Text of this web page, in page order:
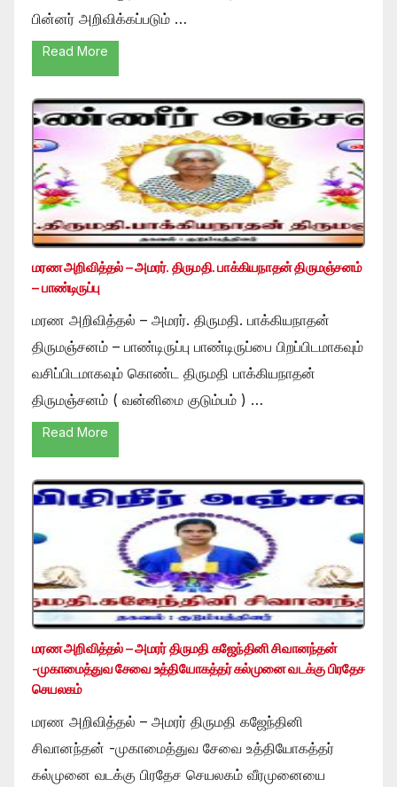
பின்னர் அறிவிக்கப்படும் …
Read More
மரண அறிவித்தல் – அமரர். திருமதி. பாக்கியநாதன் திருமஞ்சனம்
– பாண்டிருப்பு
மரண அறிவித்தல் – அமரர். திருமதி. பாக்கியநாதன்
திருமஞ்சனம் – பாண்டிருப்பு பாண்டிருப்பை பிறப்பிடமாகவும்
வசிப்பிடமாகவும் கொண்ட திருமதி பாக்கியநாதன்
திருமஞ்சனம் ( வன்னிமை குடும்பம் ) …
Read More
மரண அறிவித்தல் – அமரர் திருமதி கஜேந்தினி சிவானந்தன்
-முகாமைத்துவ சேவை உத்தியோகத்தர் கல்முனை வடக்கு பிரதேச
செயலகம்
மரண அறிவித்தல் – அமரர் திருமதி கஜேந்தினி
சிவானந்தன் -முகாமைத்துவ சேவை உத்தியோகத்தர்
கல்முனை வடக்கு பிரதேச செயலகம் வீரமுனையை